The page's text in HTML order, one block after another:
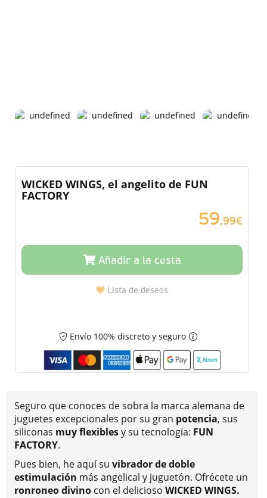
WICKED WINGS, el angelito de FUN
FACTORY
59,99€
Añadir a la cesta
Lista de deseos
Envío 100% discreto y seguro
Seguro que conoces de sobra la marca alemana de
juguetes excepcionales por su gran potencia, sus
siliconas muy flexiblesy su tecnología: FUN
FACTORY.
Pues bien, he aquí su vibrador de doble
estimulación más angelical y juguetón. Ofrécete un
ronroneo divino con el delicioso WICKED WINGS.